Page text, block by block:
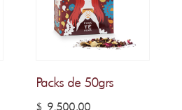
Packs de 50grs
$9.500,00